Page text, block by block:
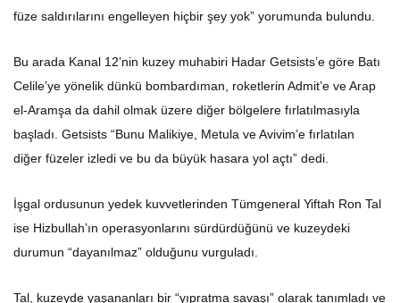
füze saldırılarını engelleyen hiçbir şey yok” yorumunda bulundu.
Bu arada Kanal 12’nin kuzey muhabiri Hadar Getsists’e göre Batı
Celile’ye yönelik dünkü bombardıman, roketlerin Admit’e ve Arap
el-Aramşa da dahil olmak üzere diğer bölgelere fırlatılmasıyla
başladı. Getsists “Bunu Malikiye, Metula ve Avivim’e fırlatılan
diğer füzeler izledi ve bu da büyük hasara yol açtı” dedi.
İşgal ordusunun yedek kuvvetlerinden Tümgeneral Yiftah Ron Tal
ise Hizbullah’ın operasyonlarını sürdürdüğünü ve kuzeydeki
durumun “dayanılmaz” olduğunu vurguladı.
Tal, kuzeyde yaşananları bir “yıpratma savaşı” olarak tanımladı ve